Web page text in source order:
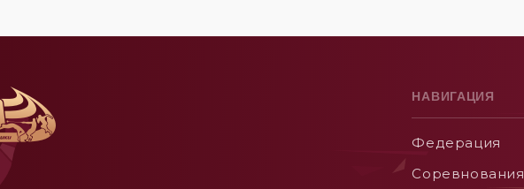
НАВИГАЦИЯ
Федерация
Соревнования